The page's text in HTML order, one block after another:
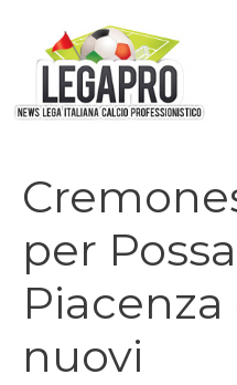
contenuto
per
nuovi